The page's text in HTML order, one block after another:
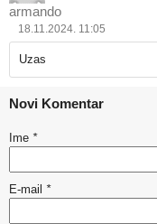
armando
18.11.2024. 11:05
Uzas
Novi Komentar
Ime *
E-mail *